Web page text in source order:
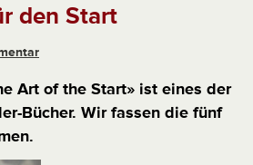
den Start
Art of the Start» ist eines der
Bücher. Wir fassen die fünf